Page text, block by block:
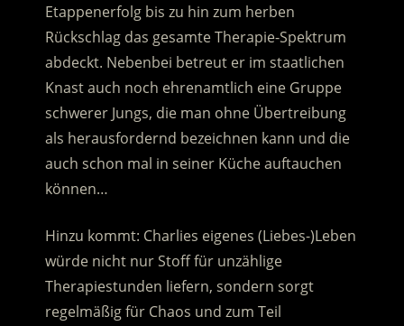
Etappenerfolg bis zu hin zum herben
Rückschlag das gesamte Therapie-Spektrum
abdeckt. Nebenbei betreut er im staatlichen
Knast auch noch ehrenamtlich eine Gruppe
schwerer Jungs, die man ohne Übertreibung
als herausfordernd bezeichnen kann und die
auch schon mal in seiner Küche auftauchen
können…
Hinzu kommt: Charlies eigenes (Liebes-)Leben
würde nicht nur Stoff für unzählige
Therapiestunden liefern, sondern sorgt
regelmäßig für Chaos und zum Teil